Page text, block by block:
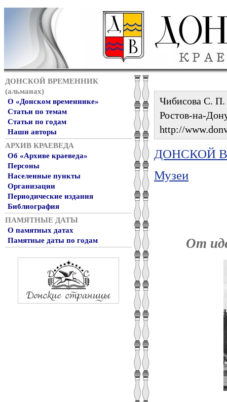
ДОНСКОЙ ВРЕМЕННИК
(альманах)
О «Донском временнике»
Статьи по темам
Статьи по годам
Наши авторы
АРХИВ КРАЕВЕДА
Об «Архиве краеведа»
Персоны
Населенные пункты
Организации
Периодические издания
Библиография
ПАМЯТНЫЕ ДАТЫ
О памятных датах
Памятные даты по годам
Чибисова С. П.
Ростов-на-
http://
ДОНСКОЙ
Музеи
От